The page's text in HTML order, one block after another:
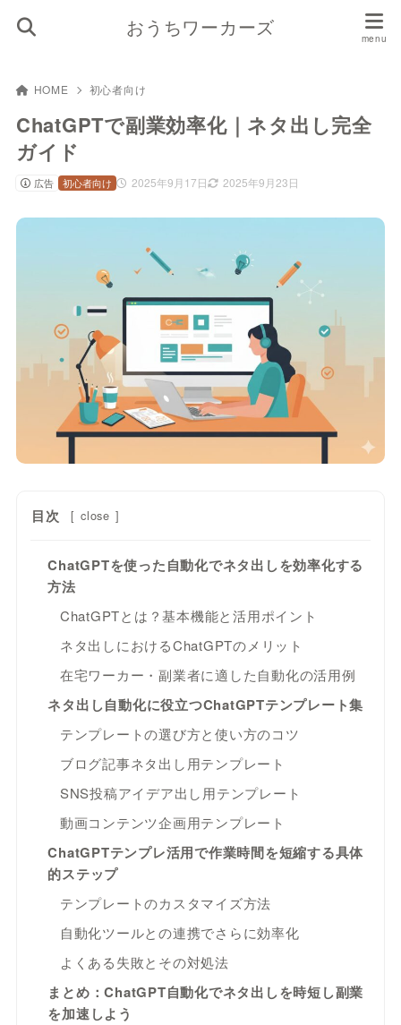
おうちワーカーズ
HOME 初心者向け
ChatGPTで副業効率化｜ネタ出し完全
ガイド
広告 2025年9月17日 2025年9月23日
初心者向け
目次 [ close ]
ChatGPTを使った自動化でネタ出しを効率化する
方法
ChatGPTとは？基本機能と活用ポイント
ネタ出しにおけるChatGPTのメリット
在宅ワーカー・副業者に適した自動化の活用例
ネタ出し自動化に役立つChatGPTテンプレート集
テンプレートの選び方と使い方のコツ
ブログ記事ネタ出し用テンプレート
SNS投稿アイデア出し用テンプレート
動画コンテンツ企画用テンプレート
ChatGPTテンプレ活用で作業時間を短縮する具体
的ステップ
テンプレートのカスタマイズ方法
自動化ツールとの連携でさらに効率化
よくある失敗とその対処法
まとめ：ChatGPT自動化でネタ出しを時短し副業
を加速しよう